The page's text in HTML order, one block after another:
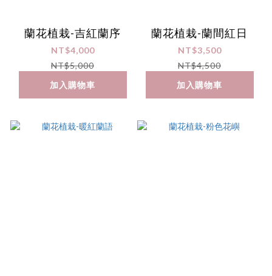
蘭花植栽-吉紅蘭序
NT$4,000
NT$5,000
加入購物車
蘭花植栽-蘭間紅日
NT$3,500
NT$4,500
加入購物車